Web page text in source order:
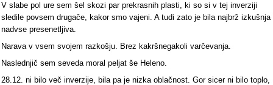
V slabe pol ure sem šel skozi par prekrasnih plasti, ki so si v tej inverziji
sledile povsem drugače, kakor smo vajeni. A tudi zato je bila najbrž izkušnja
nadvse presenetljiva.
Narava v vsem svojem razkošju. Brez kakršnegakoli varčevanja.
Naslednjič sem seveda moral peljat še Heleno.
28.12. ni bilo več inverzije, bila pa je nizka oblačnost. Gor sicer ni bilo toplo,